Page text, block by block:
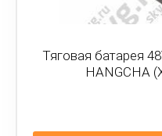
Тяговая батарея
HANGCHA